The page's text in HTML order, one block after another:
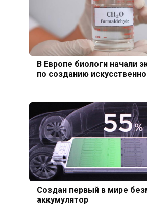
В Европе биологи начали
по созданию
Создан первый в мире
аккумулятор